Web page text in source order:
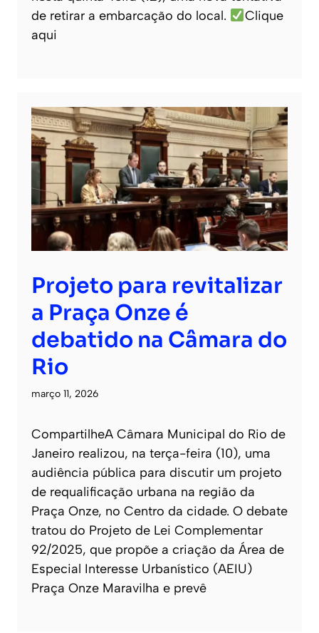
de retirar a embarcação do local.
Clique
aqui
Projeto para revitalizar
a Praça Onze é
debatido na Câmara do
Rio
março 11, 2026
CompartilheA Câmara Municipal do Rio de
Janeiro realizou, na terça-feira (10), uma
audiência pública para discutir um projeto
de requalificação urbana na região da
Praça Onze, no Centro da cidade. O debate
tratou do Projeto de Lei Complementar
92/2025, que propõe a criação da Área de
Especial Interesse Urbanístico (AEIU)
Praça Onze Maravilha e prevê